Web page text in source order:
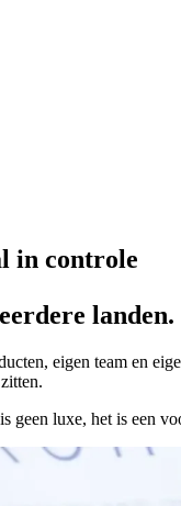
in controle
landen.
eigen team en
geen luxe, het is een